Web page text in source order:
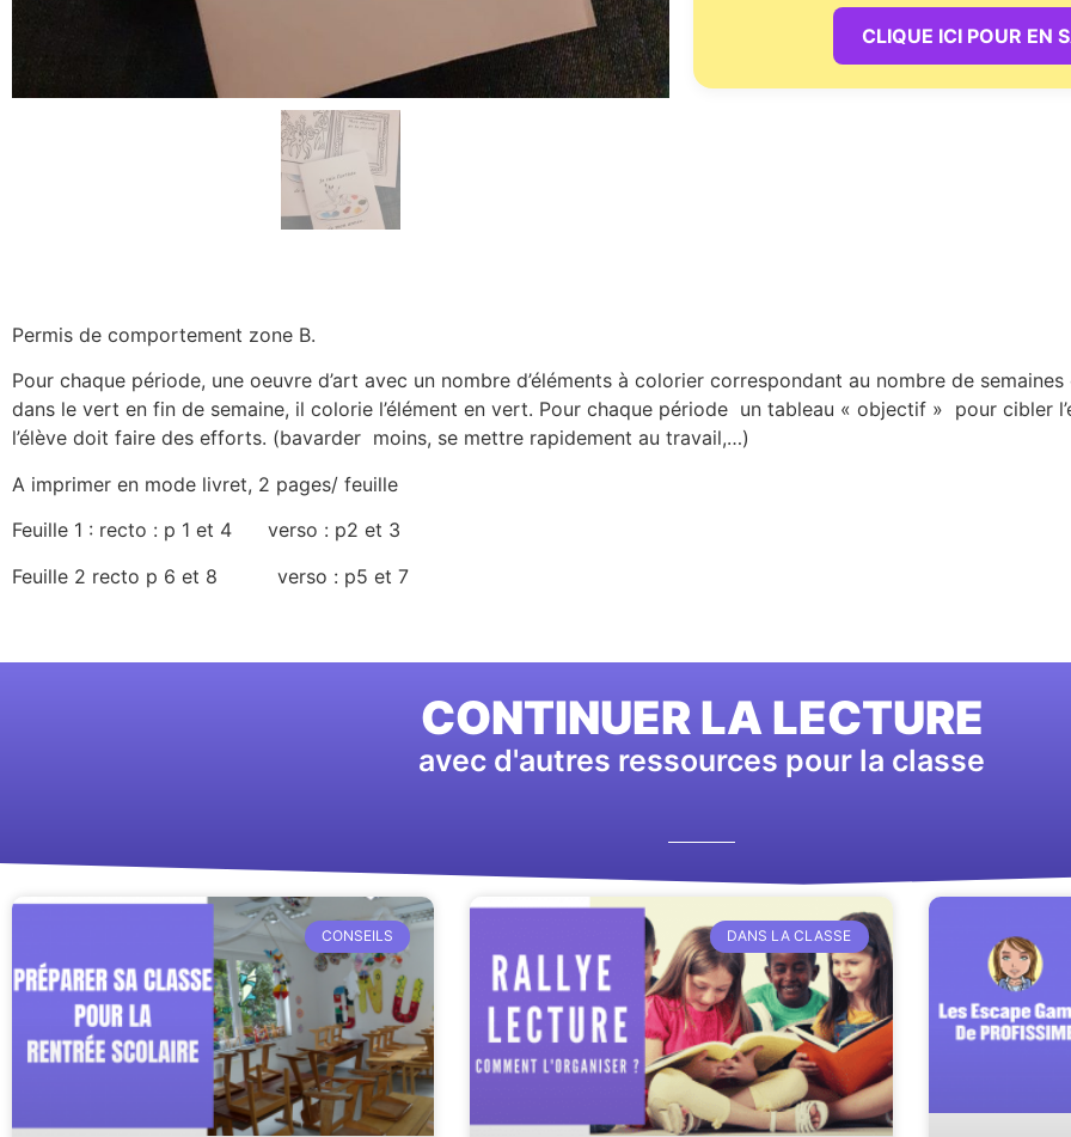
CLIQUE ICI POUR EN
Permis de comportement zone B.
Pour chaque période, une oeuvre d’art avec un nombre d’éléments à colorier correspondant au nombre de
dans le vert en fin de semaine, il colorie l’élément en vert. Pour chaque période un tableau « objectif » pour cibler
l’élève doit faire des efforts. (bavarder moins, se mettre rapidement au travail,…)
A imprimer en mode livret, 2 pages/ feuille
Feuille 1 : recto : p 1 et 4 verso : p2 et 3
Feuille 2 recto p 6 et 8 verso : p5 et 7
CONTINUER LA LECTURE
avec d'autres ressources pour la classe
CONSEILS DANS LA CLASSE